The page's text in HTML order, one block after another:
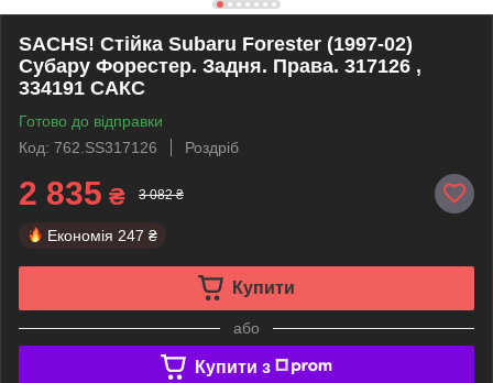
SACHS! Стійка Subaru Forester (1997-02)
Субару Форестер. Задня. Права. 317126 ,
334191 САКС
Готово до відправки
Код: 762.SS317126
Роздріб
2 835 ₴ 3 082 ₴
Економія 247 ₴
Купити
або
Купити з